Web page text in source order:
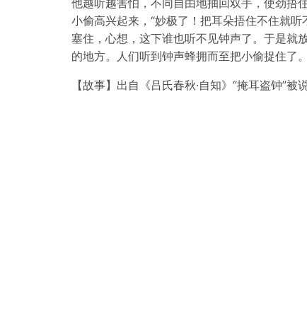
他越听越害怕，不同自由地抽回双手，使劲捂
小偷高兴起来，“妙极了！把耳朵捂住不住就
塞住，心想，这下谁也听不见钟声了。于是就
的地方。人们听到钟声蜂拥而至把小偷捉住了。
【故事】出自《吕氏春秋·自知》“掩耳盗钟”被